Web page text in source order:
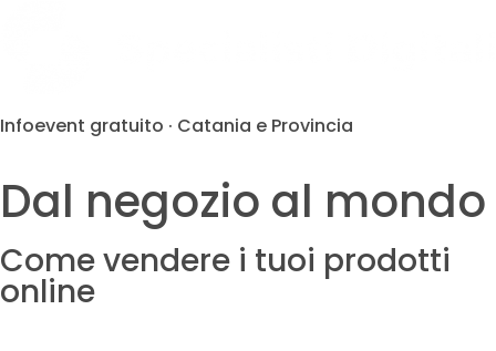
Infoevent gratuito · Catania e Provincia
Dal negozio al mondo
Come vendere i tuoi prodotti
online